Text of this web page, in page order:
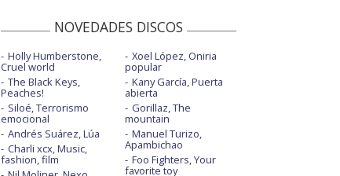
NOVEDADES DISCOS
Holly Humberstone,
Cruel world
The Black Keys,
Peaches!
Siloé, Terrorismo
emocional
Andrés Suárez, Lúa
Charli xcx, Music,
fashion, film
Xoel López, Oniria
popular
Kany García, Puerta
abierta
Gorillaz, The
mountain
Manuel Turizo,
Apambichao
Foo Fighters, Your
favorite toy